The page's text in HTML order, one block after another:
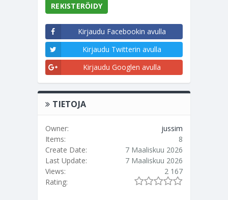
REKISTERÖIDY
Kirjaudu Facebookin avulla
Kirjaudu Twitterin avulla
Kirjaudu Googlen avulla
TIETOJA
Owner:
jussim
Items:
8
Create Date:
7 Maaliskuu 2026
Last Update:
7 Maaliskuu 2026
Views:
2 167
Rating: